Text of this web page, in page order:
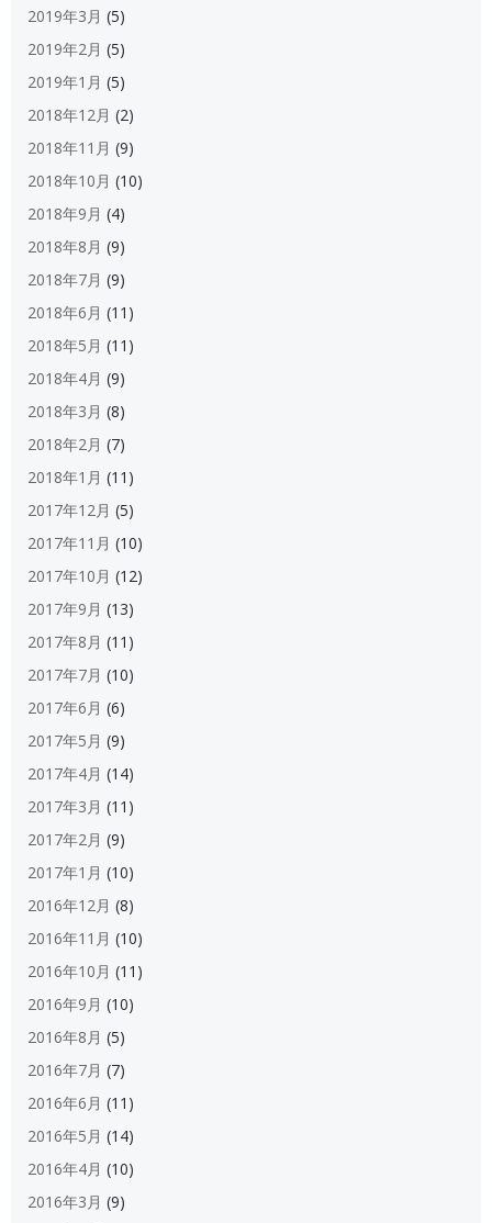
2019年3月 (5)
2019年2月 (5)
2019年1月 (5)
2018年12月 (2)
2018年11月 (9)
2018年10月 (10)
2018年9月 (4)
2018年8月 (9)
2018年7月 (9)
2018年6月 (11)
2018年5月 (11)
2018年4月 (9)
2018年3月 (8)
2018年2月 (7)
2018年1月 (11)
2017年12月 (5)
2017年11月 (10)
2017年10月 (12)
2017年9月 (13)
2017年8月 (11)
2017年7月 (10)
2017年6月 (6)
2017年5月 (9)
2017年4月 (14)
2017年3月 (11)
2017年2月 (9)
2017年1月 (10)
2016年12月 (8)
2016年11月 (10)
2016年10月 (11)
2016年9月 (10)
2016年8月 (5)
2016年7月 (7)
2016年6月 (11)
2016年5月 (14)
2016年4月 (10)
2016年3月 (9)